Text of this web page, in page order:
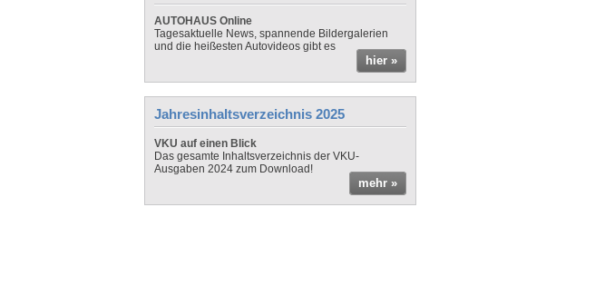
AUTOHAUS Online
Tagesaktuelle News, spannende Bildergalerien
und die heißesten Autovideos gibt es
hier »
Jahresinhaltsverzeichnis 2025
VKU auf einen Blick
Das gesamte Inhaltsverzeichnis der VKU-
Ausgaben 2024 zum Download!
mehr »